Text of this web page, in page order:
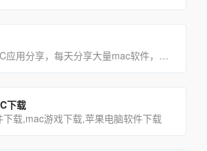
精品MAC应用分享，每天分享大量mac软件，为您提供优质的mac软件,免费软件下载服务
下载
下载,mac游戏下载,苹果电脑软件下载